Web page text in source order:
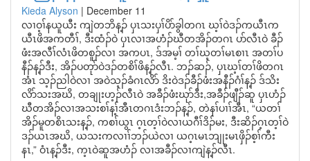
Kieda Alyson | December 11
လၢဝ့ၢ်နယူယီး ကျဲတဘိန့ၣ် ပှၤသးပှၢ်ပိာ်ခွါတဂၤ ဃ့ၢ်ဝဲဒၣ်ကယီၤက
ယီၤဖိအကတီၢ်, ဒီးထံၣ်ဝဲ ပှၤလၢအဟံၣ်ဃီတအိၣ်တဂၤ ပာ်လီၤဝဲ ခီၣ်
ဖံးအလီၢ်လံၤဖိတစူၣ်လၢ အကပၤ, ဒ်အမ့ၢ် တၢ်ဃ့တၢ်မၤစၢၤ အတၢ်ပ
နီၣ်န့ၣ်ဒီး, အိၣ်ပတုာ်ဝဲဒၣ်တစိၢ်ဖိန့ၣ်လီၤ. ဘၣ်ဆၣ်, ပှၤဃ့ၢ်တၢ်ဖိတဂၤ
အံၤ သ့ၣ်ညါဝဲလၢ အဝဲသ့ၣ်ခံဂၤလိာ် ဒိးဝဲဒၣ်ခီၣ်ဖံးအနီၣ်ဂံၢ်န့ၣ် ဒ်သိး
လိာ်သးအဃိ, တချုးဟ့ၣ်လီၤဝဲ အခီၣ်ဖံးဃုာ်ဒီး,အခီၣ်ဖျီၣ်ဆူ ပှၤဟံၣ်
ဃီတအိၣ်လၢအသးစၢ်န့ၢ်အီၤတဂၤဒံးဘၣ်န့ၣ်, တဲနၢ်ပၢၢ်အီၤ, “ယတၢ်
အိၣ်မူတစိၤသးန့ၣ်, ကစၢ်ယွၤ ဂ့ၤတ့ၢ်ဝဲလၢယဂီၢ်ဒိၣ်မး, ဒီးဆိၣ်ဂ့ၤတ့ၢ်ဝဲ
ဒၣ်ယၤအဃိ, ယသးကလၢၢ်ဘၣ်ယဲလၢ ယဂ့ၤမၤဘျုးမၤဖှိၣ်စ့ၢ်ကီး
နၤ,” ဝံၤန့ၣ်ဒီး, က့ၤဝဲဆူအဟံၣ် လၢအခီၣ်လၢကျဲန့ၣ်လီၤ.